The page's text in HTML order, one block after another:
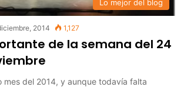
Lo mejor del blog
2014 1,127
de la semana del 24
mes del 2014, y aunque todavía falta